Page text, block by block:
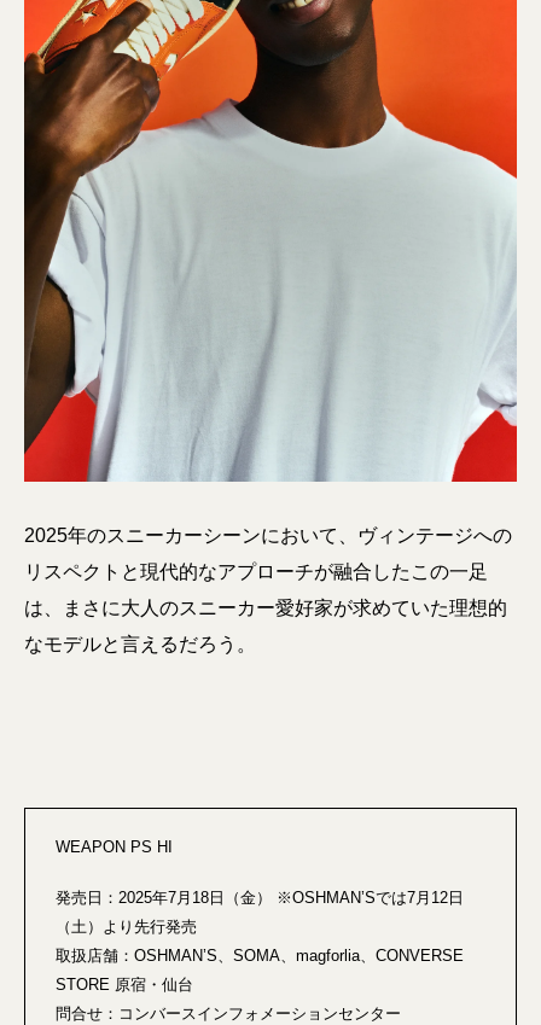
2025年のスニーカーシーンにおいて、ヴィンテージへの
リスペクトと現代的なアプローチが融合したこの一足
は、まさに大人のスニーカー愛好家が求めていた理想的
なモデルと言えるだろう。
WEAPON PS HI
発売日：2025年7月18日（金） ※OSHMAN’Sでは7月12日
（土）より先行発売
取扱店舗：OSHMAN’S、SOMA、magforlia、CONVERSE
STORE 原宿・仙台
問合せ：コンバースインフォメーションセンター